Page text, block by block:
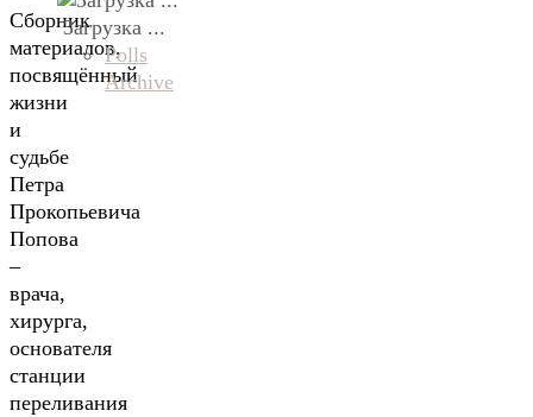
Сборник
материалов,
посвящённый
жизни
и
судьбе
Петра
Прокопьевича
Попова
–
врача,
хирурга,
основателя
станции
переливания
Загрузка ...
Polls
Archive